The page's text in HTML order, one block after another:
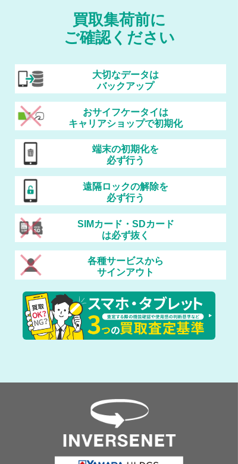
買取集荷前に
ご確認ください
大切なデータは
バックアップ
おサイフケータイは
キャリアショップで初期化
端末の初期化を
必ず行う
遠隔ロックの解除を
必ず行う
SIMカード・SDカード
は必ず抜く
各種サービスから
サインアウト